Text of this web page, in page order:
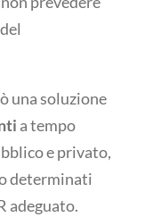
una soluzione
a tempo
e privato,
determinati
adeguato.